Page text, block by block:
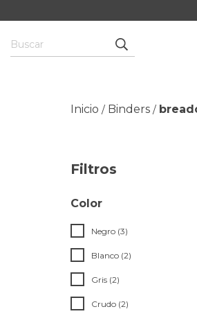
Inicio / Binders /
Filtros
Color
Negro (3)
Blanco (2)
Gris (2)
Crudo (2)